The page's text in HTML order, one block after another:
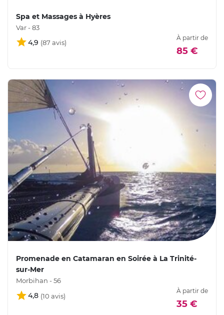
Spa et Massages à Hyères
Var - 83
4,9
À partir de
85 €
Promenade en Catamaran en Soirée à La Trinité-
sur-Mer
Morbihan - 56
4,8
À partir de
35 €